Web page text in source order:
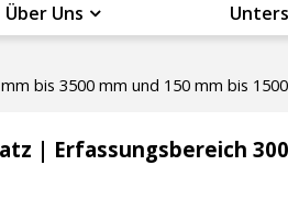
Über Uns
bis 3500 mm und 150 mm bis
| Erfassungsbereich